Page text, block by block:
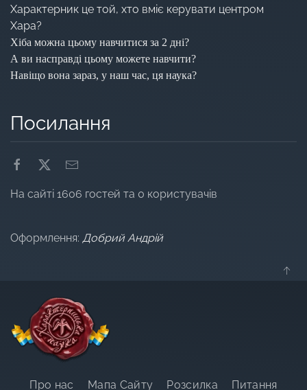
Характерник це той, хто вміє керувати центром
Хара?
Хіба можна цьому навчитися за 2 дні?
А ви насправді цьому можете навчити?
Навіщо вона зараз, у наш час, ця наука?
Посилання
На сайті 1606 гостей та 0 користувачів
Оформлення: Добрий Андрій
Про нас Мапа Сайту Розсилка Питання